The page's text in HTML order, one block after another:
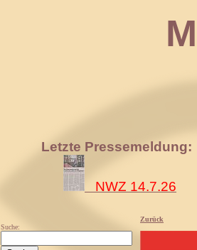
Letzte Pressemeldung:
NWZ 14.7.26
Suche:
Zurück